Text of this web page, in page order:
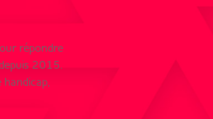
répondre
2015.